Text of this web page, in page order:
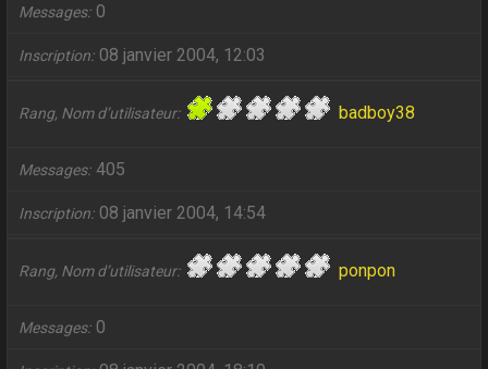
Messages 0
Inscription 08 janvier 2004, 12:03
Rang, Nom d’utilisateur badboy38
Messages 405
Inscription 08 janvier 2004, 14:54
Rang, Nom d’utilisateur ponpon
Messages 0